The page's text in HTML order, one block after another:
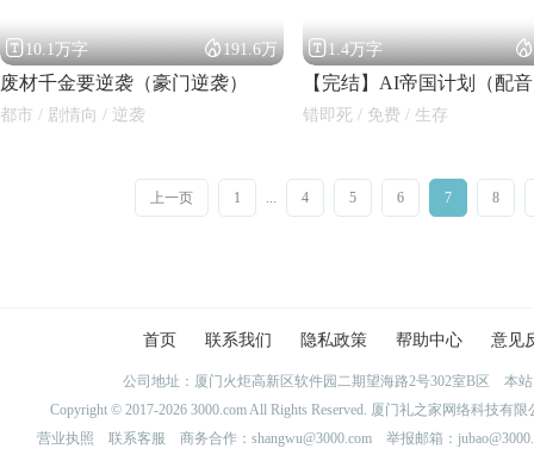
10.1万字 191.6万
废材千金要逆袭（豪门逆袭）
都市 / 剧情向 / 逆袭
1.4万字 
【完结】AI帝国计划（配
错即死 / 免费 / 生存
上一页 1 ... 4 5 6 7 8
首页 联系我们 隐私政策 帮助中心 意见
公司地址：厦门火炬高新区软件园二期望海路2号302室B区 本
Copyright © 2017-2026 3000.com All Rights Reserved. 厦门礼之家网络科技
营业执照
联系客服 商务合作：shangwu@3000.com 举报邮箱：